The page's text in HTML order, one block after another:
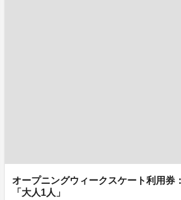
オープニングウィークスケート利用券
「大人1人」